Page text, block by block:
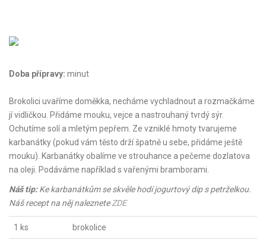
Doba přípravy: minut
Brokolici uvaříme doměkka, necháme vychladnout a rozmačkáme
jí vidličkou. Přidáme mouku, vejce a nastrouhaný tvrdý sýr.
Ochutíme solí a mletým pepřem. Ze vzniklé hmoty tvarujeme
karbanátky (pokud vám těsto drží špatně u sebe, přidáme ještě
mouku). Karbanátky obalíme ve strouhance a pečeme dozlatova
na oleji. Podáváme například s vařenými bramborami.
Náš tip:Ke karbanátkům se skvěle hodí jogurtový dip s petrželkou.
Náš recept na něj nalezneteZDE
1 ks brokolice